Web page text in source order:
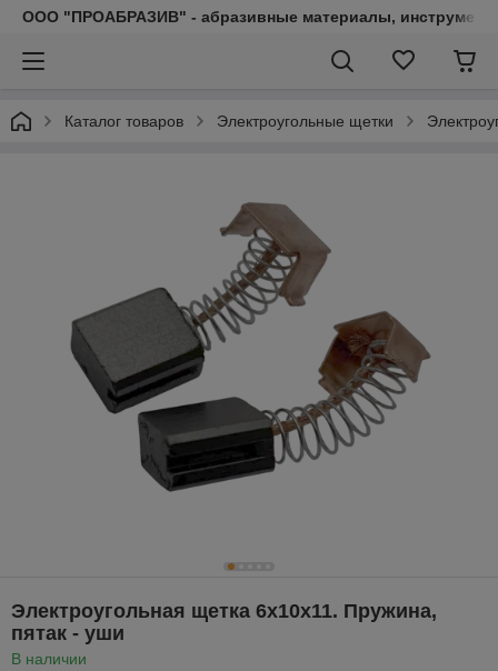
ООО "ПРОАБРАЗИВ" - абразивные материалы, инструмент,
Каталог товаров Электроугольные щетки
Электроугольная щетка 6х10х11. Пружина,
пятак - уши
В наличии